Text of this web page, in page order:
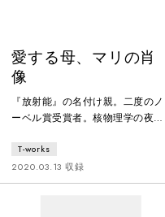
愛する母、マリの肖
像
『放射能』の名付け親。二度のノ
ーベル賞受賞者。核物理学の夜明
の女性マリ・キュリー。前近代と
近代の狭間、二十世紀初頭という
時代に、女として、母として、学
T-works
2020.03.13 収録